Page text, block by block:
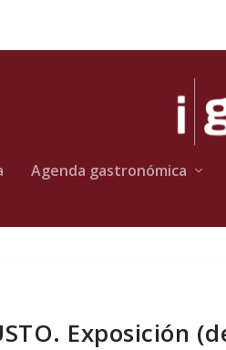
Agenda gastronómica
Exposición